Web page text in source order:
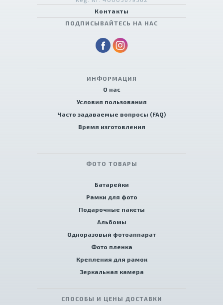
Контакты
ПОДПИСЫВАЙТЕСЬ НА НАС
ИНФОРМАЦИЯ
О нас
Условия пользования
Часто задаваемые вопросы (FAQ)
Время изготовления
ФОТО ТОВАРЫ
Батарейки
Рамки для фото
Подарочные пакеты
Альбомы
Одноразовый фотоаппарат
Фото пленка
Крепления для рамок
Зеркальная камера
СПОСОБЫ И ЦЕНЫ ДОСТАВКИ